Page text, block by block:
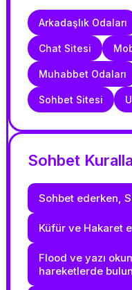
Arkadaşlık Odaları
Chat Sitesi
Muhabbet Odaları
Sohbet Sitesi
Sohbet
Sohbet ederken,
Küfür ve Hakaret
Flood ve yazı
hareketlerde